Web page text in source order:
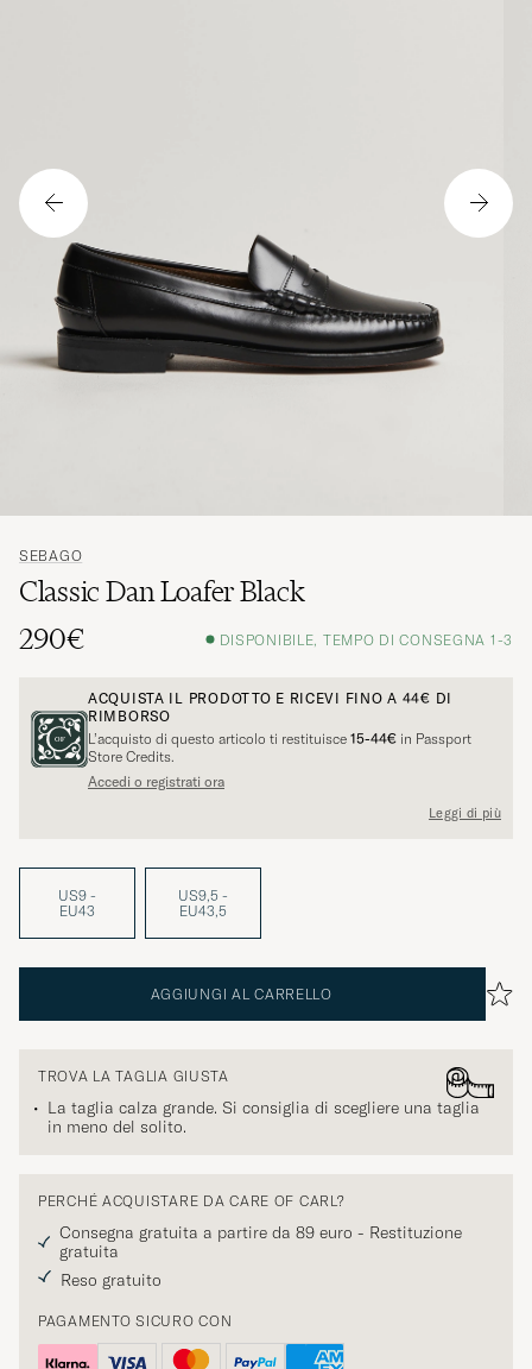
SEBAGO
Classic Dan Loafer Black
290€
DISPONIBILE, TEMPO DI CONSEGNA 1-3
ACQUISTA IL PRODOTTO E RICEVI FINO A 44€ DI
RIMBORSO
L’acquisto di questo articolo ti restituisce 15-44€ in Passport
Store Credits.
Accedi o registrati ora
Leggi di più
US9 -
EU43
US9,5 -
EU43,5
AGGIUNGI AL CARRELLO
TROVA LA TAGLIA GIUSTA
La taglia calza grande. Si consiglia di scegliere una taglia
in meno del solito.
PERCHÉ ACQUISTARE DA CARE OF CARL?
Consegna gratuita a partire da 89 euro - Restituzione
gratuita
Reso gratuito
PAGAMENTO SICURO CON